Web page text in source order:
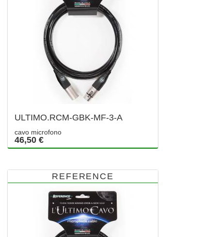
ULTIMO.RCM-GBK-MF-3-A
cavo microfono
46,50 €
REFERENCE